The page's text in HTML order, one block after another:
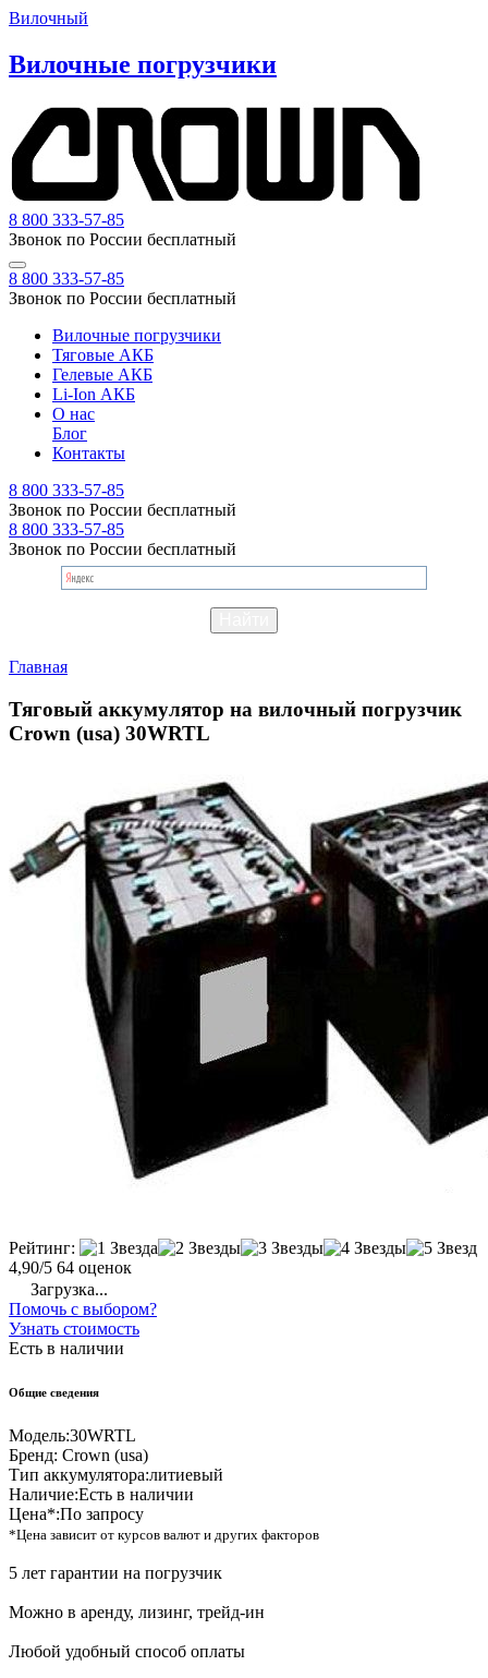
Вилочный
Вилочные погрузчики
8 800 333-57-85
Звонок по России бесплатный
8 800 333-57-85
Звонок по России бесплатный
Вилочные погрузчики
Тяговые АКБ
Гелевые АКБ
Li-Ion АКБ
О нас
Блог
Контакты
8 800 333-57-85
Звонок по России бесплатный
8 800 333-57-85
Звонок по России бесплатный
Главная
Тяговый аккумулятор на вилочный погрузчик
Crown (usa) 30WRTL
Рейтинг:
4,90/5 64 оценок
Загрузка...
Помочь с выбором?
Узнать стоимость
Есть в наличии
Общие сведения
Модель:30WRTL
Бренд: Crown (usa)
Тип аккумулятора:литиевый
Наличие:Есть в наличии
Цена*:По запросу
*Цена зависит от курсов валют и других факторов
5 лет гарантии на погрузчик
Можно в аренду, лизинг, трейд-ин
Любой удобный способ оплаты